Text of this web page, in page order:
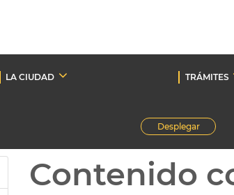
LA CIUDAD TRÁMITES
Desplegar
Contenido